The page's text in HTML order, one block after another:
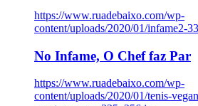
https://www.ruadebaixo.com/wp-
content/uploads/2020/01/infame2-
No Infame, O Chef faz Par
https://www.ruadebaixo.com/wp-
content/uploads/2020/01/tenis-